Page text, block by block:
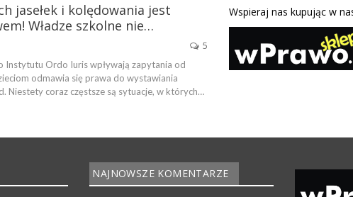
jasełek i kolędowania jest
Władze szkolne nie…
5
Instytutu Ordo Iuris wpływają zapytania od
odmawia się prawa do wystawiania
Niestety coraz częstsze są sytuacje, w których…
Wspieraj nas kupując w
NAJNOWSZE KOMENTARZE